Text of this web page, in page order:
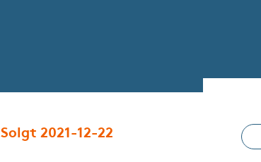
Solgt 2021-12-22